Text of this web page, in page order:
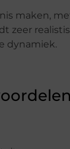
maken,
zeer
dynamiek.